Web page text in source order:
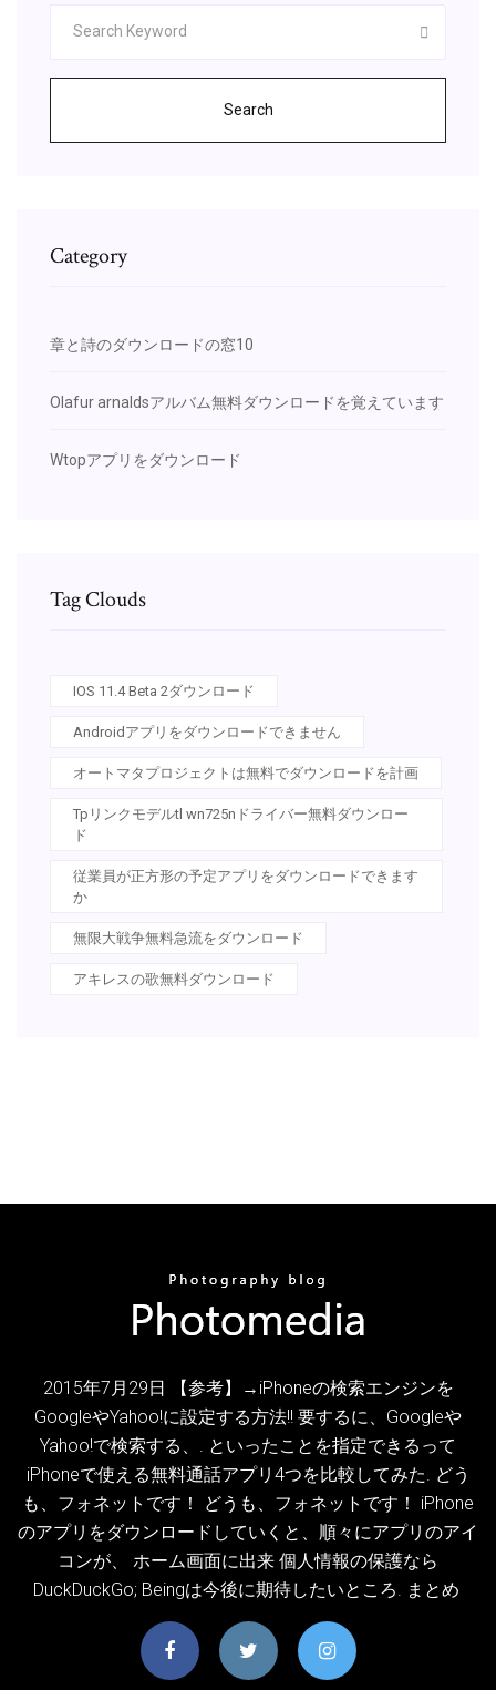
Search
Category
章と詩のダウンロードの窓10
Olafur arnaldsアルバム無料ダウンロードを覚えています
Wtopアプリをダウンロード
Tag Clouds
IOS 11.4 Beta 2ダウンロード
Androidアプリをダウンロードできません
オートマタプロジェクトは無料でダウンロードを計画
Tpリンクモデルtl wn725nドライバー無料ダウンロー
ド
従業員が正方形の予定アプリをダウンロードできます
か
無限大戦争無料急流をダウンロード
アキレスの歌無料ダウンロード
2015年7月29日 【参考】→iPhoneの検索エンジンを
GoogleやYahoo!に設定する方法!! 要するに、Googleや
Yahoo!で検索する、. といったことを指定できるって
iPhoneで使える無料通話アプリ4つを比較してみた. どう
も、フォネットです！ どうも、フォネットです！ iPhone
のアプリをダウンロードしていくと、順々にアプリのアイ
コンが、 ホーム画面に出来 個人情報の保護なら
DuckDuckGo; Beingは今後に期待したいところ. まとめ